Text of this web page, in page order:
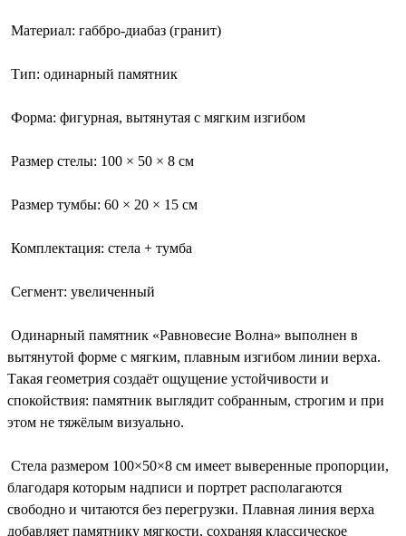
Материал: габбро-диабаз (гранит)
Тип: одинарный памятник
Форма: фигурная, вытянутая с мягким изгибом
Размер стелы: 100 × 50 × 8 см
Размер тумбы: 60 × 20 × 15 см
Комплектация: стела + тумба
Сегмент: увеличенный
Одинарный памятник «Равновесие Волна» выполнен в
вытянутой форме с мягким, плавным изгибом линии верха.
Такая геометрия создаёт ощущение устойчивости и
спокойствия: памятник выглядит собранным, строгим и при
этом не тяжёлым визуально.
Стела размером 100×50×8 см имеет выверенные пропорции,
благодаря которым надписи и портрет располагаются
свободно и читаются без перегрузки. Плавная линия верха
добавляет памятнику мягкости, сохраняя классическое